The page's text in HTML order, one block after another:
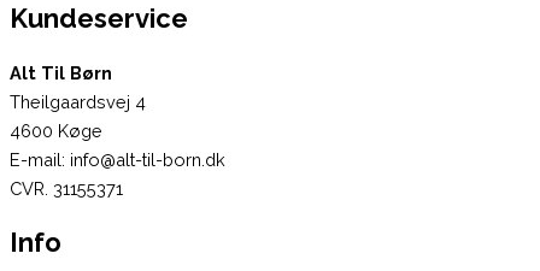
Kundeservice
Alt Til Børn
Theilgaardsvej 4
4600 Køge
E-mail: info@alt-til-born.dk
CVR. 31155371
Info